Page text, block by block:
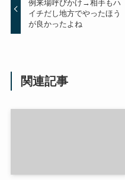
例来場呼びかけ→相手もハ
イチだし地方でやったほう
が良かったよね
関連記事